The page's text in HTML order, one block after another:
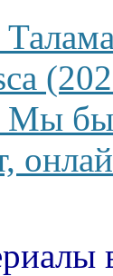
Мы